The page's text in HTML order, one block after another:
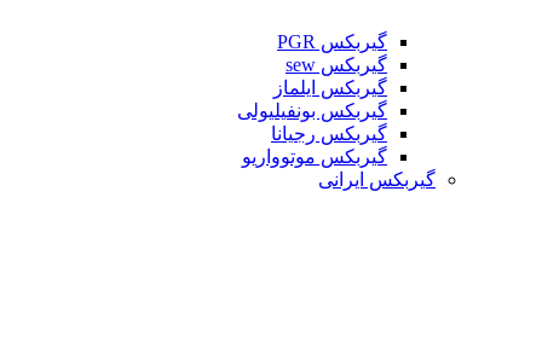
گیربکس PGR
گیربکس sew
گیربکس ایلماز
گیربکس بونفیلیولی
گیربکس رجیانا
گیربکس موتوواریو
گیربکس ایرانی